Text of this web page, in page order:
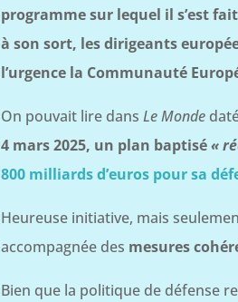
programme sur lequel il s’est
à son sort, les dirigeants
l’urgence la Communauté
On pouvait lire dansLe Monde
4 mars 2025, un plan baptisé«
800 milliards d’euros pour sa
Heureuse initiative, mais
accompagnée des mesures
Bien que la politique de défense